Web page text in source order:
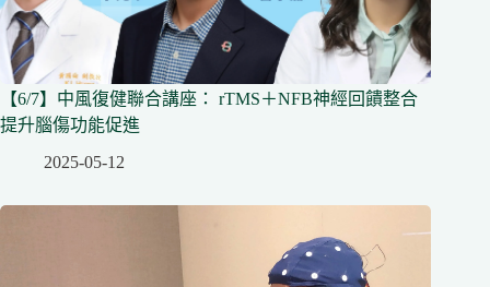
【6/7】中風復健聯合講座： rTMS＋NFB神經回饋整合
提升腦傷功能促進
2025-05-12